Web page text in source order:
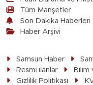
Tüm Manşetler
Son Dakika Haberleri
Haber Arşivi
Samsun Haber
Resmi ilanlar
Bilim
Gizlilik Politikası